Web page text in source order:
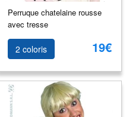
Perruque chatelaine rousse
avec tresse
2 coloris 19€